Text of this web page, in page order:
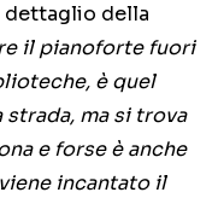
dettaglio della
il pianoforte fuori
è quel
ma si trova
e forse è anche
incantato il